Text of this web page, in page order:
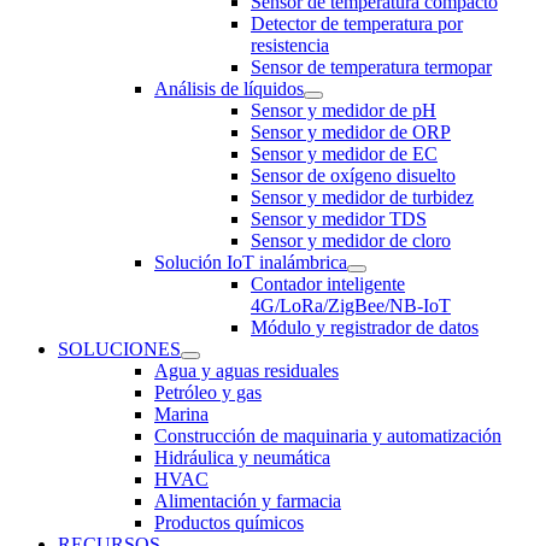
Detector de temperatura por
resistencia
Sensor de temperatura termopar
Análisis de líquidos
Sensor y medidor de pH
Sensor y medidor de ORP
Sensor y medidor de EC
Sensor de oxígeno disuelto
Sensor y medidor de turbidez
Sensor y medidor TDS
Sensor y medidor de cloro
Solución IoT inalámbrica
Contador inteligente
4G/LoRa/ZigBee/NB-IoT
Módulo y registrador de datos
SOLUCIONES
Agua y aguas residuales
Petróleo y gas
Marina
Construcción de maquinaria y automatización
Hidráulica y neumática
HVAC
Alimentación y farmacia
Productos químicos